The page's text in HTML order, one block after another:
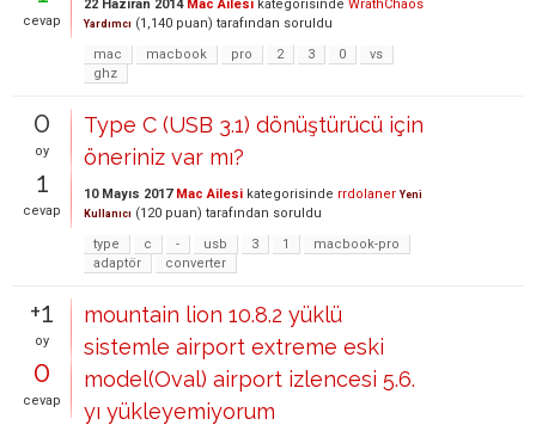
cevap
22 Haziran 2014 Mac Ailesi kategorisinde WrathChaos
Yardımcı (1,140 puan) tarafından soruldu
mac
macbook pro 2 3 0
vs
ghz
0
oy
1
cevap
Type C (USB 3.1) dönüştürücü için
öneriniz var mı?
10 Mayıs 2017 Mac Ailesi kategorisinde rrdolaner Yeni
Kullanıcı (120 puan) tarafından soruldu
type
c - usb 3 1
macbook-pro
adaptör
converter
+1
oy
0
cevap
mountain lion 10.8.2 yüklü
sistemle airport extreme eski
model(Oval) airport izlencesi 5.6.
yı yükleyemiyorum